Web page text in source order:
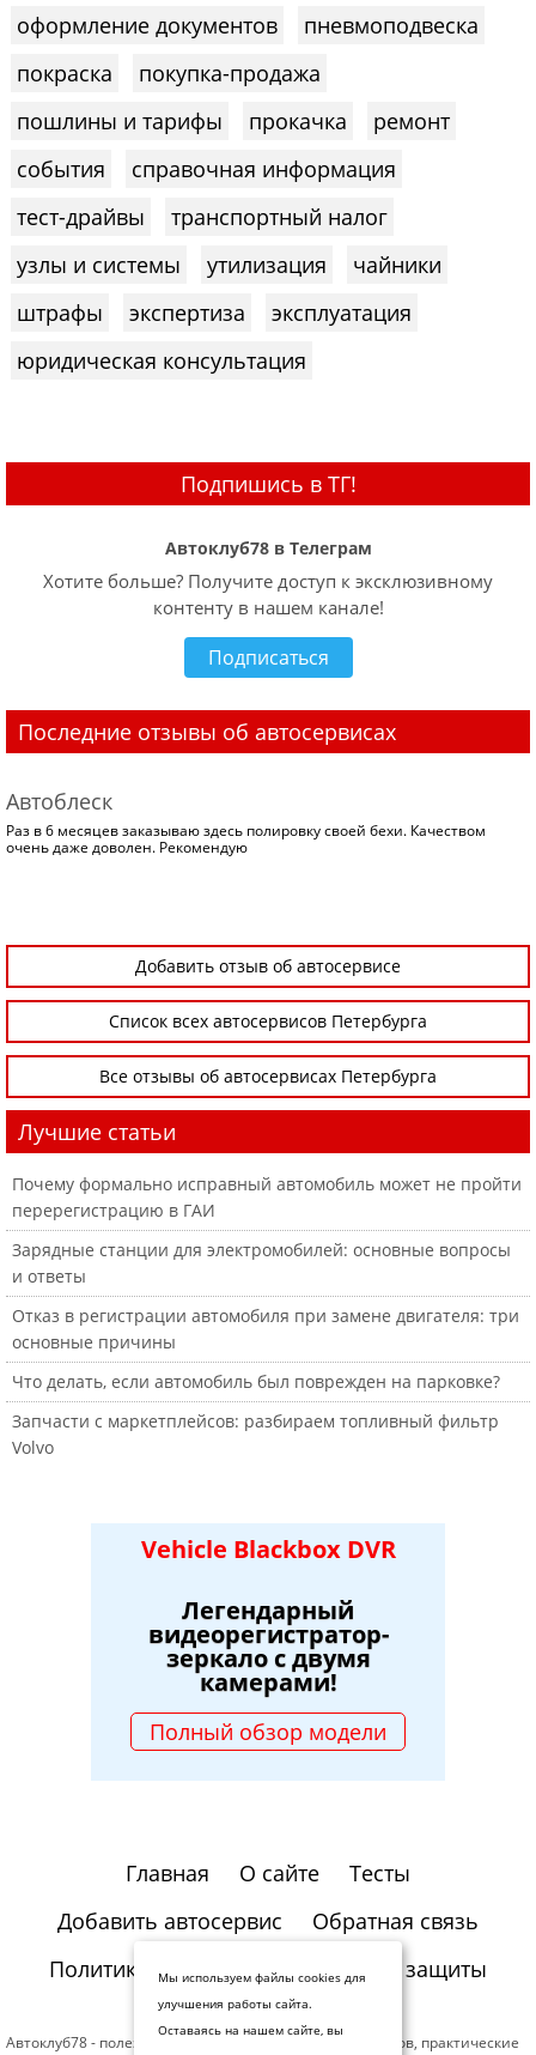
оформление документов
пневмоподвеска
покраска
покупка-продажа
пошлины и тарифы
прокачка
ремонт
события
справочная информация
тест-драйвы
транспортный налог
узлы и системы
утилизация
чайники
штрафы
экспертиза
эксплуатация
юридическая консультация
Подпишись в ТГ!
Автоклуб78 в Телеграм
Хотите больше? Получите доступ к эксклюзивному
контенту в нашем канале!
Подписаться
Последние отзывы об автосервисах
Автоблеск
Раз в 6 месяцев заказываю здесь полировку своей бехи. Качеством
очень даже доволен. Рекомендую
Добавить отзыв об автосервисе
Список всех автосервисов Петербурга
Все отзывы об автосервисах Петербурга
Лучшие статьи
Почему формально исправный автомобиль может не пройти
перерегистрацию в ГАИ
Зарядные станции для электромобилей: основные вопросы
и ответы
Отказ в регистрации автомобиля при замене двигателя: три
основные причины
Что делать, если автомобиль был поврежден на парковке?
Запчасти с маркетплейсов: разбираем топливный фильтр
Volvo
Vehicle Blackbox DVR
Легендарный
видеорегистратор-
зеркало с двумя
камерами!
Полный обзор модели
Главная О сайте
Тесты
Добавить автосервис
Обратная связь
Политика конфиденциальности и защиты
информации
Автоклуб78 - полезная информация для автомобилистов, практические
Мы используем файлы cookies для
улучшения работы сайта.
Оставаясь на нашем сайте, вы